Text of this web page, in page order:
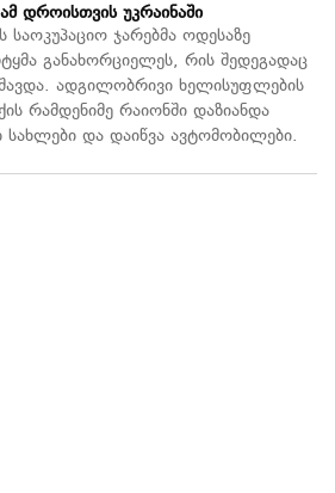
დროისთვის უკრაინაში
საოკუპაციო ჯარებმა ოდესაზე
განახორციელეს, რის შედეგადაც
ადგილობრივი ხელისუფლების
რამდენიმე რაიონში დაზიანდა
და დაიწვა ავტომობილები.